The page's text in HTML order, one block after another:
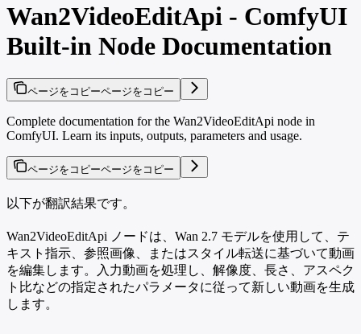
Wan2VideoEditApi - ComfyUI
Built-in Node Documentation
ページをコピーページをコピー
Complete documentation for the Wan2VideoEditApi node in
ComfyUI. Learn its inputs, outputs, parameters and usage.
ページをコピーページをコピー
以下が翻訳結果です。
Wan2VideoEditApi ノードは、Wan 2.7 モデルを使用して、テ
キスト指示、参照画像、またはスタイル転送に基づいて動画
を編集します。入力動画を処理し、解像度、長さ、アスペク
ト比などの指定されたパラメータに従って新しい動画を生成
します。